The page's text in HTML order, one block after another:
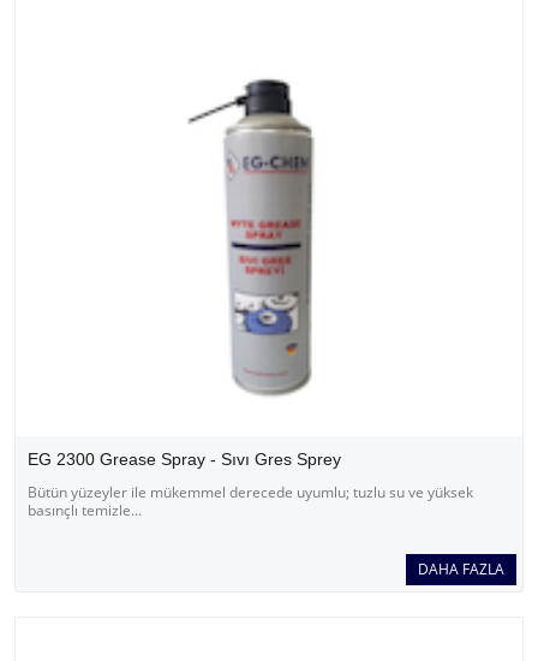
EG 2300 Grease Spray - Sıvı Gres Sprey
Bütün yüzeyler ile mükemmel derecede uyumlu; tuzlu su ve yüksek
basınçlı temizle...
DAHA FAZLA